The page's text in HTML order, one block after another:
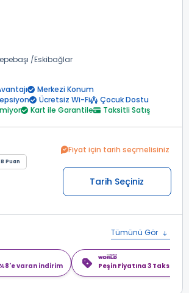
Eskibağlar
Merkezi Konum
Ücretsiz Wi-Fi
Çocuk Dostu
Kart ile Garantile Taksitli Satış
Puan
Fiyat için tarih seçmelisiniz
Tarih Seçiniz
Tümünü Gör
varan indirim Peşin Fiyatına 3 Taksit